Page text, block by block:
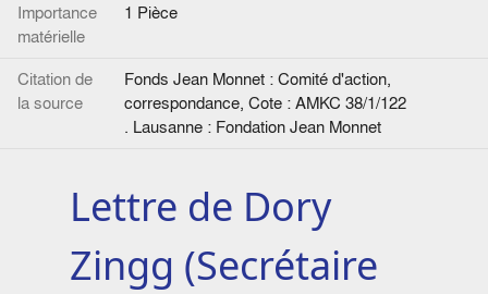
Importance
matérielle
1 Pièce
Citation de
la source
Fonds Jean Monnet : Comité d'action,
correspondance, Cote : AMKC 38/1/122
. Lausanne : Fondation Jean Monnet
Lettre de Dory
Zingg (Secrétaire